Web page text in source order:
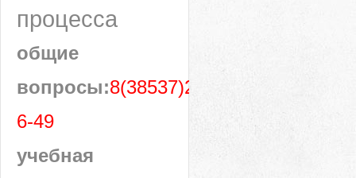
процесса
общие
вопросы:8(38537)28-
6-49
учебная